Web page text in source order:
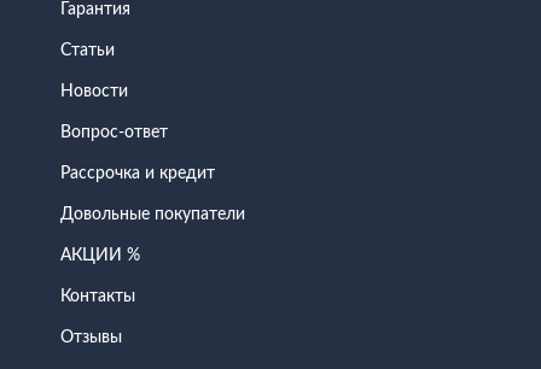
Гарантия
Статьи
Новости
Вопрос-ответ
Рассрочка и кредит
Довольные покупатели
АКЦИИ %
Контакты
Отзывы